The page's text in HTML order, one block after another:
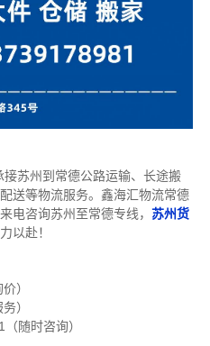
接苏州到常德公路运输、长途搬
送等物流服务。 鑫海汇物流常德
电咨询苏州至常德专线， 苏州货
以赴！
）
）
随时咨询）